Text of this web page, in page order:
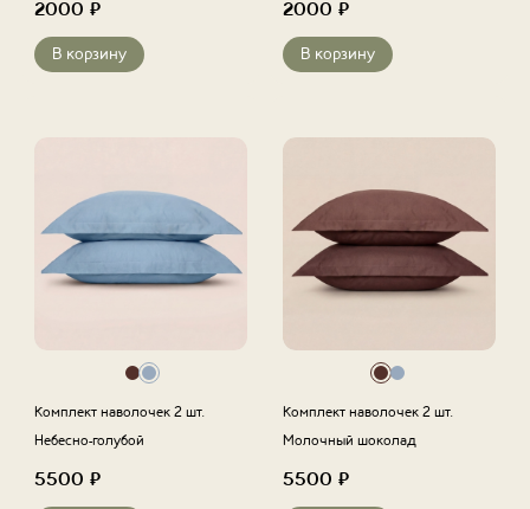
2000 ₽
В корзину
2000 ₽
В корзину
Комплект наволочек 2 шт.
Небесно-голубой
5500 ₽
Комплект наволочек 2 шт.
Молочный шоколад
5500 ₽